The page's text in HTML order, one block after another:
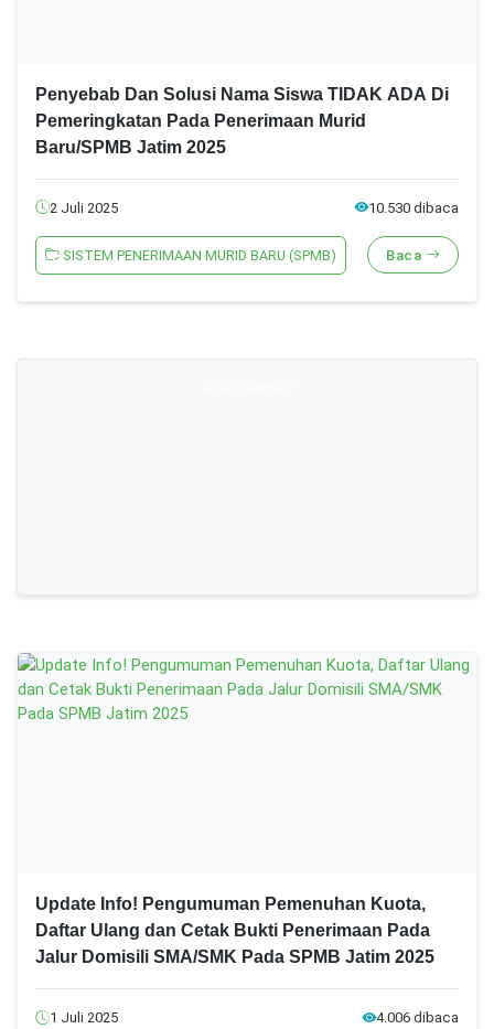
Penyebab Dan Solusi Nama Siswa TIDAK ADA Di
Pemeringkatan Pada Penerimaan Murid
Baru/SPMB Jatim 2025
2 Juli 2025 10.530 dibaca
SISTEM PENERIMAAN MURID BARU (SPMB) Baca
Update Info! Pengumuman Pemenuhan Kuota,
Daftar Ulang dan Cetak Bukti Penerimaan Pada
Jalur Domisili SMA/SMK Pada SPMB Jatim 2025
1 Juli 2025 4.006 dibaca